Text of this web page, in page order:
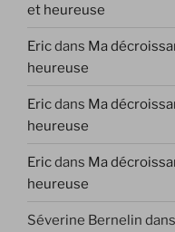
et heureuse
Ericdans Ma
heureuse
Ericdans Ma
heureuse
Ericdans Ma
heureuse
Séverine Bernelin dans